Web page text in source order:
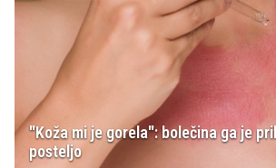
"Koža mi je gorela": bolečina ga je
posteljo